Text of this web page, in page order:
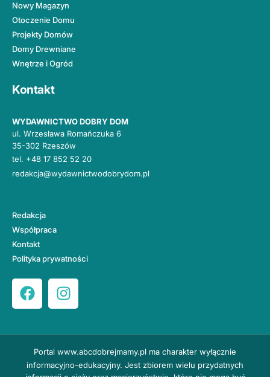
Nowy Magazyn
Otoczenie Domu
Projekty Domów
Domy Drewniane
Wnętrze i Ogród
Kontakt
WYDAWNICTWO DOBRY DOM
ul. Wrzesława Romańczuka 6
35-302 Rzeszów
tel. +48 17 852 52 20
redakcja@wydawnictwodobrydom.pl
Redakcja
Współpraca
Kontakt
Polityka prywatności
Portal www.abcdobrejmamy.pl ma charakter wyłącznie
informacyjno-edukacyjny. Jest zbiorem wielu przydatnych